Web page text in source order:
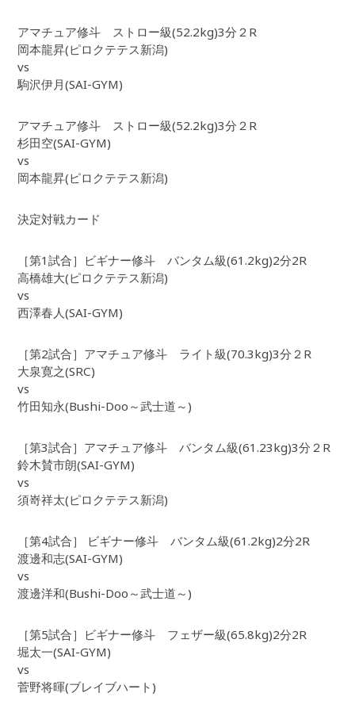
アマチュア修斗 ストロー級(52.2kg)3分２R
岡本龍昇(ピロクテテス新潟)
vs
駒沢伊月(SAI-GYM)
アマチュア修斗 ストロー級(52.2kg)3分２R
杉田空(SAI-GYM)
vs
岡本龍昇(ピロクテテス新潟)
決定対戦カード
［第1試合］ビギナー修斗 バンタム級(61.2kg)2分2R
高橋雄大(ピロクテテス新潟)
vs
西澤春人(SAI-GYM)
［第2試合］アマチュア修斗 ライト級(70.3kg)3分２R
大泉寛之(SRC)
vs
竹田知永(Bushi-Doo～武士道～)
［第3試合］アマチュア修斗 バンタム級(61.23kg)3分２R
鈴木賛市朗(SAI-GYM)
vs
須嵜祥太(ピロクテテス新潟)
［第4試合］ ビギナー修斗 バンタム級(61.2kg)2分2R
渡邊和志(SAI-GYM)
vs
渡邊洋和(Bushi-Doo～武士道～)
［第5試合］ビギナー修斗 フェザー級(65.8kg)2分2R
堀太一(SAI-GYM)
vs
菅野将暉(ブレイブハート)